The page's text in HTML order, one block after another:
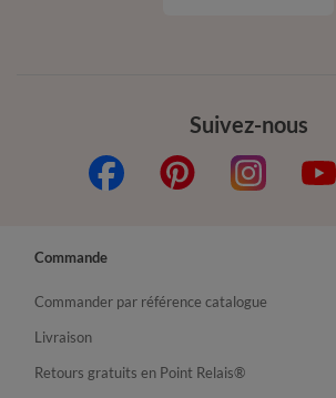
Suivez-nous
Commande
Commander par référence catalogue
Livraison
Retours gratuits en Point Relais®